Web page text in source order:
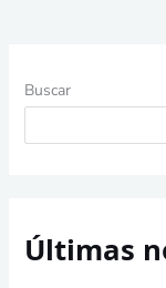
Buscar
Últimas